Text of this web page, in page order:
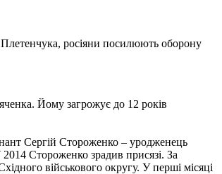
росіяни посилюють оборону
Йому загрожує до 12 років
Сергій Стороженко – уродженець
Стороженко зрадив присязі. За
військового округу. У перші місяці